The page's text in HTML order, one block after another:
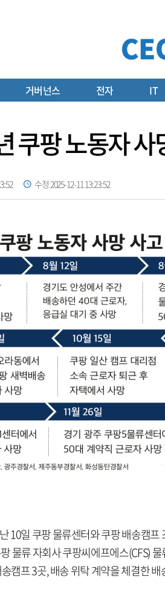
거버넌스 전자 IT
쿠팡 노동자 사
수정 2025-12-11 13:23:52
10일 쿠팡 물류센터와 쿠팡 배송캠
물류 자회사 쿠팡씨에프에스(CFS)
캠프 3곳, 배송 위탁 계약을 체결한